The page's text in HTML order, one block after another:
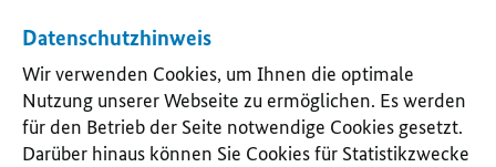
Datenschutzhinweis
Wir verwenden Cookies, um Ihnen die optimale
Nutzung unserer Webseite zu ermöglichen. Es werden
für den Betrieb der Seite notwendige Cookies gesetzt.
Darüber hinaus können Sie Cookies für Statistikzwecke